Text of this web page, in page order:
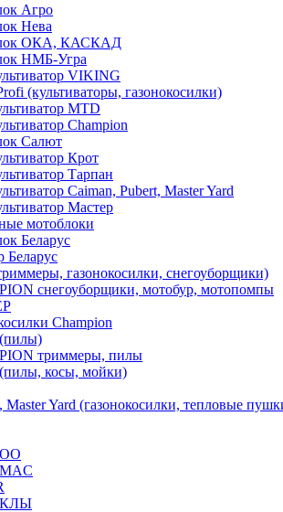
Агро
Нева
ОКА, КАСКАД
НМБ-Угра
VIKING
(культиваторы, газонокосилки)
MTD
Champion
Салют
Крот
Тарпан
Caiman, Pubert, Master Yard
Мастер
мотоблоки
Беларус
Беларус
газонокосилки, снегоуборщики)
снегоуборщики, мотобур, мотопомпы
Champion
триммеры, пилы
косы, мойки)
Master Yard (газонокосилки, тепловые